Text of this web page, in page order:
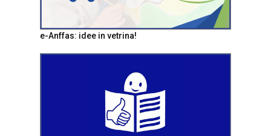
e-Anffas: idee in vetrina!